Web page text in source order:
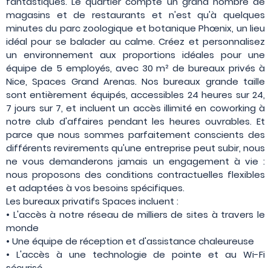
magasins et de restaurants et n'est qu'à quelques
minutes du parc zoologique et botanique Phœnix, un lieu
idéal pour se balader au calme. Créez et personnalisez
un environnement aux proportions idéales pour une
équipe de 5 employés, avec 30 m² de bureaux privés à
Nice, Spaces Grand Arenas. Nos bureaux grande taille
sont entièrement équipés, accessibles 24 heures sur 24,
7 jours sur 7, et incluent un accès illimité en coworking à
notre club d'affaires pendant les heures ouvrables. Et
parce que nous sommes parfaitement conscients des
différents revirements qu'une entreprise peut subir, nous
ne vous demanderons jamais un engagement à vie :
nous proposons des conditions contractuelles flexibles
et adaptées à vos besoins spécifiques.
Les bureaux privatifs Spaces incluent :
• L'accès à notre réseau de milliers de sites à travers le
monde
• Une équipe de réception et d'assistance chaleureuse
• L'accès à une technologie de pointe et au Wi-Fi